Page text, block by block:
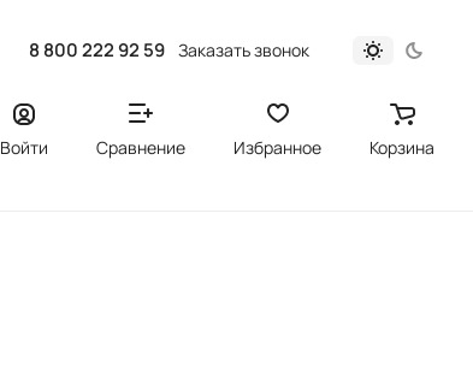
8 800 222 92 59 Заказать звонок
Войти Сравнение Избранное Корзина